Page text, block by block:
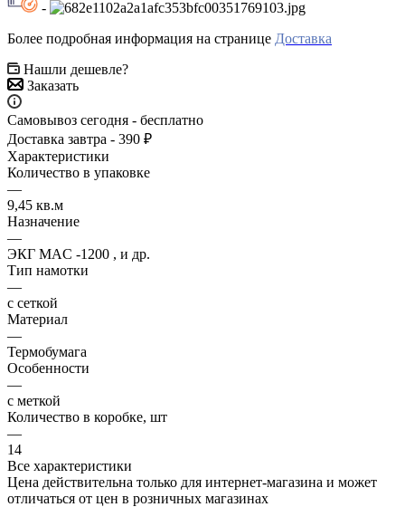
-
Более подробная информация на странице Доставка
Нашли дешевле?
Заказать
Самовывоз сегодня - бесплатно
Доставка завтра - 390 ₽
Характеристики
Количество в упаковке
—
9,45 кв.м
Назначение
—
ЭКГ MAC -1200 , и др.
Тип намотки
—
с сеткой
Материал
—
Термобумага
Особенности
—
с меткой
Количество в коробке, шт
—
14
Все характеристики
Цена действительна только для интернет-магазина и может
отличаться от цен в розничных магазинах